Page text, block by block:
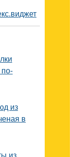
из
в
из